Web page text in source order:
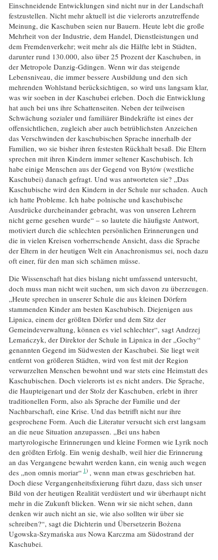
Einschneidende Entwicklungen sind nicht nur in der Landschaft
festzustellen. Nicht mehr aktuell ist die vielerorts anzutreffende
Meinung, die Kaschuben seien nur Bauern. Heute lebt die große
Mehrheit von der Industrie, dem Handel, Dienstleistungen und
dem Fremdenverkehr; weit mehr als die Hälfte lebt in Städten,
darunter rund 130.000, also über 25 Prozent der Kaschuben, in
der Metropole Danzig-Gdingen. Wenn wir das steigende
Lebensniveau, die immer bessere Ausbildung und den sich
mehrenden Wohlstand berücksichtigen, so wird uns langsam klar,
was wir soeben in der Kaschubei erleben. Doch die Entwicklung
hat auch bei uns ihre Schattenseiten. Neben der teilweisen
Schwächung sozialer und familiärer Bindekräfte ist eines der
offensichtlichen, zugleich aber auch betrüblichsten Anzeichen
das Verschwinden der kaschubischen Sprache innerhalb der
Familien, wo sie bisher ihren festesten Rückhalt besaß. Die Eltern
sprechen mit ihren Kindern immer seltener Kaschubisch. Ich
habe einige Menschen aus der Gegend von Bytów (westliche
Kaschubei) danach gefragt. Und was antworteten sie? „Das
Kaschubische wird den Kindern in der Schule nur schaden. Auch
ich hatte Probleme. Ich habe polnische und kaschubische
Ausdrücke durcheinander gebracht, was von unseren Lehrern
nicht gerne gesehen wurde“ – so lautete die häufigste Antwort,
motiviert durch die schlechten persönlichen Erinnerungen und
die in vielen Kreisen vorherrschende Ansicht, dass die Sprache
der Eltern in der heutigen Welt ein Anachronismus sei, noch dazu
oft einer, für den man sich schämen müsse.
Die Wissenschaft hat dies bislang nicht umfassend untersucht,
doch muss man nicht weit suchen, um sich davon zu überzeugen.
„Heute sprechen in unserer Schule die aus kleinen Dörfern
stammenden Kinder am besten Kaschubisch. Diejenigen aus
Lipnica, einem der größten Dörfer und dem Sitz der
Gemeindeverwaltung, können es viel schlechter“, sagt Andrzej
Lemańczyk, der Direktor der Schule in Lipnica in der „Gochy“
genannten Gegend im Südwesten der Kaschubei. Sie liegt weit
entfernt von größeren Städten, wird von fest mit der Region
verwurzelten Menschen bewohnt und war stets eine Heimstatt des
Kaschubischen. Doch vielerorts ist es nicht anders. Die Sprache,
die Haupteigenart und der Stolz der Kaschuben, erlebt in ihrer
traditionellen Form, also als Sprache der Familie und der
Nachbarschaft, eine Krise. Und das betrifft nicht nur ihre
gesprochene Form. Auch die Literatur versucht sich erst langsam
an die neue Situation anzupassen. „Bei uns haben
martyrologische Erinnerungen und kleine Formen wie Lyrik noch
den größten Erfolg. Ein wenig deshalb, weil hier die Erinnerung
an das Vergangene bewahrt werden kann, ein wenig auch wegen
des „non omnis moriar“ 1
, wenn man etwas geschrieben hat.
Doch diese Vergangenheitsfixierung führt dazu, dass sich unser
Bild von der heutigen Realität verdüstert und wir überhaupt nicht
mehr in die Zukunft blicken. Wenn wir sie nicht sehen, dann
denken wir auch nicht an sie, wie also sollten wir über sie
schreiben?“, sagt die Dichterin und Übersetzerin Bożena
Ugowska-Szymańska aus Nowa Karczma am Südostrand der
Kaschubei.